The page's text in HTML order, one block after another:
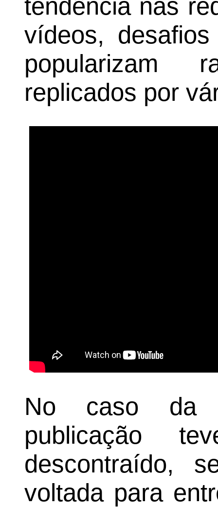
tendência nas
vídeos,
popularizam
replicados por
No caso da
publicação
descontraído,
voltada para